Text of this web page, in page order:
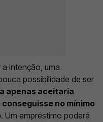
intenção, uma
possibilidade de ser
apenas aceitaria
no mínimo
. Um empréstimo poderá